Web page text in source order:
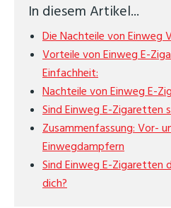
In diesem Artikel...
Die Nachteile von Einweg
Vorteile von Einweg E-
Einfachheit:
Nachteile von Einweg E-
Sind Einweg E-Zigaretten
Zusammenfassung: Vor-
Einwegdampfern
Sind Einweg E-Zigaretten
dich?